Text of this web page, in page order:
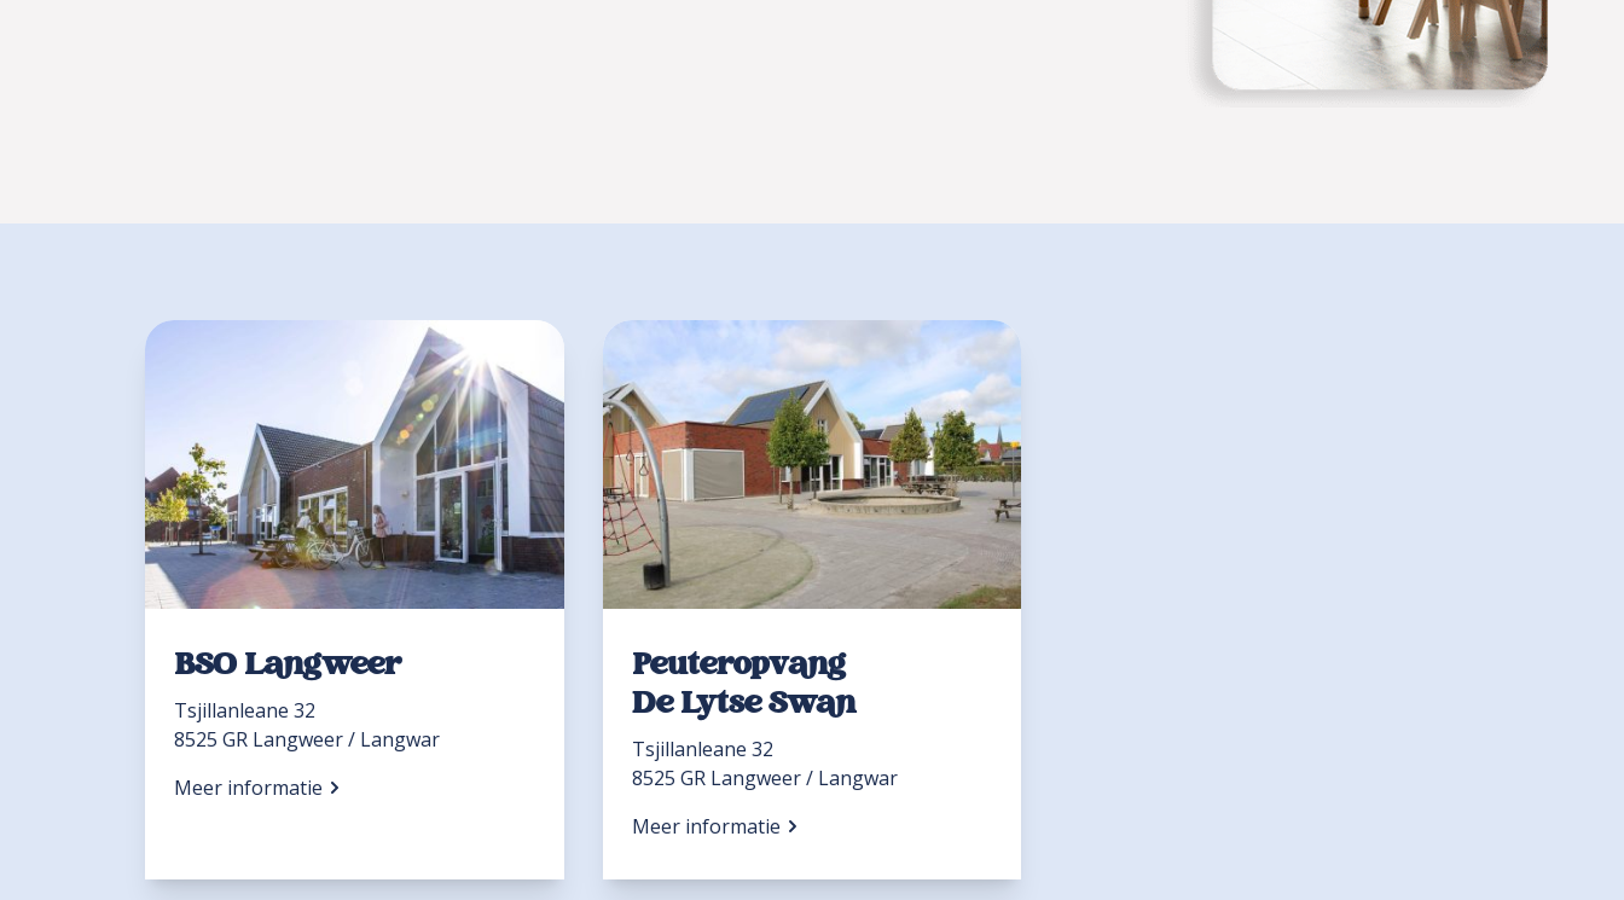
BSO Langweer
Tsjillanleane 32
8525 GR Langweer / Langwar
Meer informatie
Peuteropvang
De Lytse Swan
Tsjillanleane 32
8525 GR Langweer / Langwar
Meer informatie